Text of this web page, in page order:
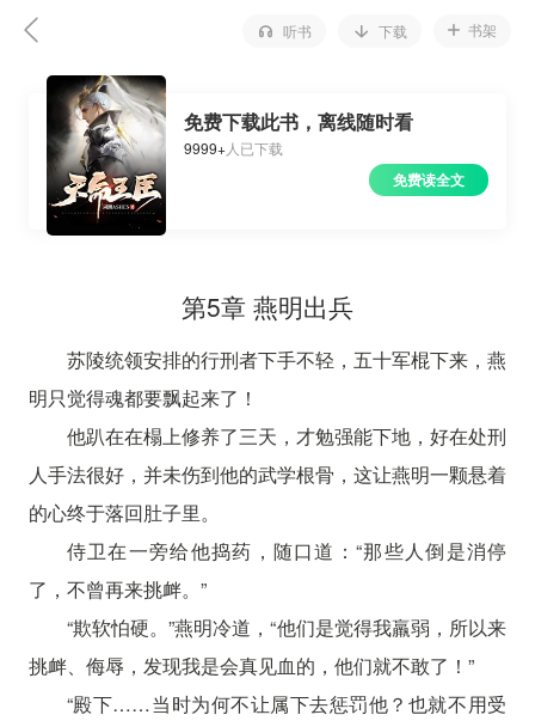
听书 下载 书架
免费下载此书，离线随时看
9999+人已下载
免费读全文
第5章 燕明出兵
苏陵统领安排的行刑者下手不轻，五十军棍下来，燕
明只觉得魂都要飘起来了！
他趴在在榻上修养了三天，才勉强能下地，好在处刑
人手法很好，并未伤到他的武学根骨，这让燕明一颗悬着
的心终于落回肚子里。
侍卫在一旁给他捣药，随口道：“那些人倒是消停
了，不曾再来挑衅。”
“欺软怕硬。”燕明冷道，“他们是觉得我羸弱，所以来
挑衅、侮辱，发现我是会真见血的，他们就不敢了！”
“殿下……当时为何不让属下去惩罚他？也就不用受